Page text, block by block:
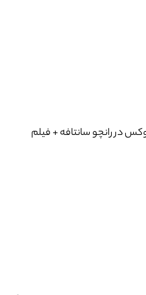
در رانچو سانتا‌فه + فیلم